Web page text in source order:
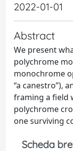
2022-01-01
Abstract
We present
polychrome
monochrome
“a canestro”),
framing a field
polychrome
one surviving
Scheda